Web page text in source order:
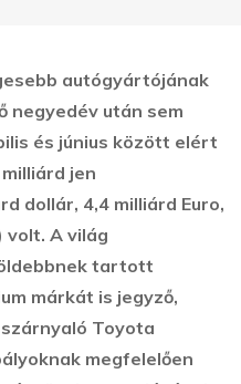
autógyártójának
negyedév után sem
és június között elért
jen
dollár, 4,4 milliárd Euro,
volt. A világ
tartott
márkát is jegyző,
Toyota
megfelelően